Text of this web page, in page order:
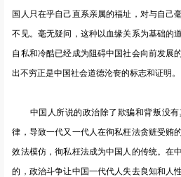
国人只在乎自己直系亲属的福址，对与自己
不见。毫无疑问，这种以血缘关系为基础的
自私和冷酷已经成为阻碍中国社会向前发展
出不穷正是中国社会道德沦丧的标志和证明。
中国人所说的政治除了欺骗和背叛没有
律，导致一代又一代人在徇私枉法贪赃受贿
效法模仿，徇私枉法成为中国人的传统。在
的，政治斗争让中国一代代人失去良知和人